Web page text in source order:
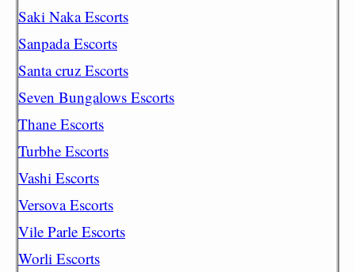
Saki Naka Escorts
Sanpada Escorts
Santa cruz Escorts
Seven Bungalows Escorts
Thane Escorts
Turbhe Escorts
Vashi Escorts
Versova Escorts
Vile Parle Escorts
Worli Escorts